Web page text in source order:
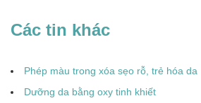
Các tin khác
Phép màu trong xóa sẹo rỗ, trẻ hóa da
Dưỡng da bằng oxy tinh khiết